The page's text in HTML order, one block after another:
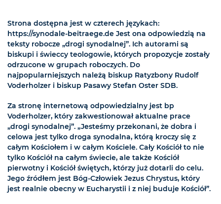
Strona dostępna jest w czterech językach:
https://synodale-beitraege.de Jest ona odpowiedzią na
teksty robocze „drogi synodalnej”. Ich autorami są
biskupi i świeccy teologowie, których propozycje zostały
odrzucone w grupach roboczych. Do
najpopularniejszych należą biskup Ratyzbony Rudolf
Voderholzer i biskup Pasawy Stefan Oster SDB.
Za stronę internetową odpowiedzialny jest bp
Voderholzer, który zakwestionował aktualne prace
„drogi synodalnej”. „Jesteśmy przekonani, że dobra i
celowa jest tylko droga synodalna, którą kroczy się z
całym Kościołem i w całym Kościele. Cały Kościół to nie
tylko Kościół na całym świecie, ale także Kościół
pierwotny i Kościół świętych, którzy już dotarli do celu.
Jego źródłem jest Bóg-Człowiek Jezus Chrystus, który
jest realnie obecny w Eucharystii i z niej buduje Kościół”.